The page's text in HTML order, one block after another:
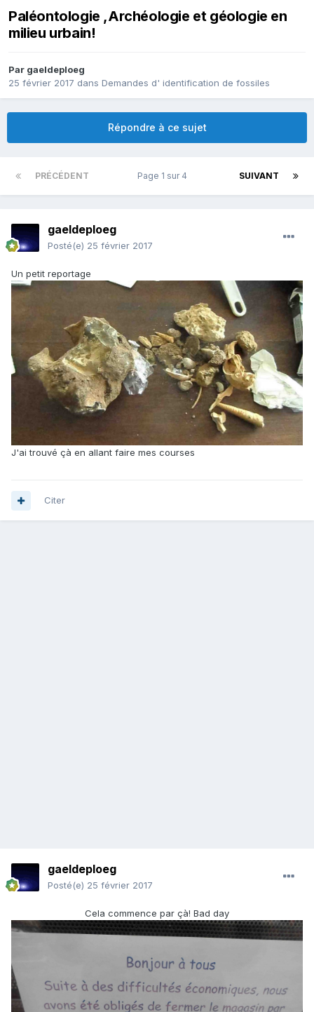
Paléontologie ,Archéologie et géologie en
milieu urbain!
Par gaeldeploeg
25 février 2017 dans Demandes d' identification de fossiles
Répondre à ce sujet
PRÉCÉDENT SUIVANT
Page 1 sur 4
gaeldeploeg
Posté(e) 25 février 2017
Un petit reportage
J'ai trouvé çà en allant faire mes courses
Citer
gaeldeploeg
Posté(e) 25 février 2017
Cela commence par çà! Bad day